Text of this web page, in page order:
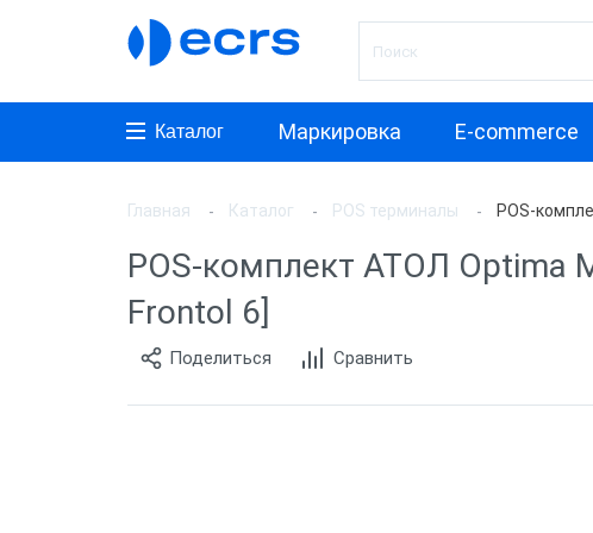
Каталог Маркировка E-commerce
АТОЛ
Главная Каталог POS терминалы POS-
POS-комплект АТОЛ Optima
Frontol 6]
Поделиться Сравнить